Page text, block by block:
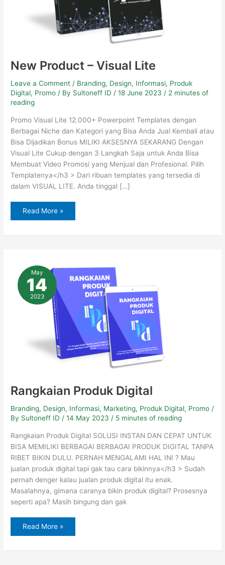
New Product – Visual Lite
Leave a Comment / Branding, Design, Informasi, Produk
Digital, Promo / By Sultoneff ID/18 June 2023/ 2 minutes of
reading
Promo Visual Lite 12.000+ Powerpoint Templates dengan
Berbagai Niche dan Kategori yang Bisa Anda Jual Kembali atau
Bisa Dijadikan Bonus MILIKI AKSESNYA SEKARANG Dengan
Visual Lite Cukup dengan 3 Langkah Saja untuk Anda Bisa
Membuat Video Promosi yang Menjual dan Profesional. Pilih
Templatenya</h3 > Dari ribuan templates yang tersedia di
dalam VISUAL LITE. Anda tinggal […]
Read More »
May
14
2023
Rangkaian Produk Digital
Branding, Design, Informasi, Marketing, Produk Digital, Promo /
By Sultoneff ID /14 May 2023 / 5 minutes of reading
Rangkaian Produk Digital SOLUSI INSTAN DAN CEPAT UNTUK
BISA MEMILIKI BERBAGAI BERBAGAI PRODUK DIGITAL TANPA
RIBET BIKIN DULU. PERNAH MENGALAMI HAL INI ? Mau
jualan produk digital tapi gak tau cara bikinnya</h3 > Sudah
pernah denger kalau jualan produk digital itu enak.
Masalahnya, gimana caranya bikin produk digital? Prosesnya
seperti apa? Masih bingung dan gak
Produk
Digital
Read More »